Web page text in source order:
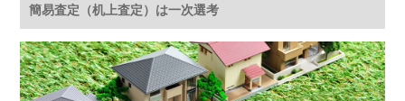
簡易査定（机上査定）は一次選考